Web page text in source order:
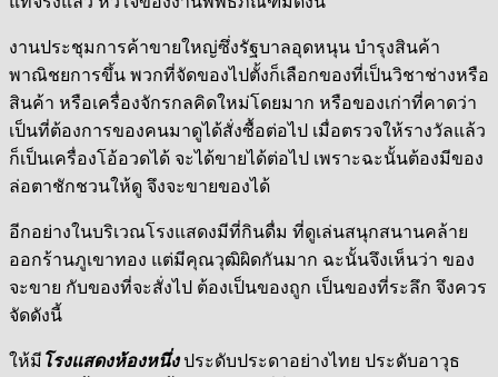
งานประชุมการค้าขายใหญ่ซึ่งรัฐบาลอุดหนุน บำรุงสินค้า
พาณิชยการขึ้น พวกที่จัดของไปตั้งก็เลือกของที่เป็นวิชาช่างหรือ
สินค้า หรือเครื่องจักรกลคิดใหม่โดยมาก หรือของเก่าที่คาดว่า
เป็นที่ต้องการของคนมาดูได้สั่งซื้อต่อไป เมื่อตรวจให้รางวัลแล้ว
ก็เป็นเครื่องโอ้อวดได้ จะได้ขายได้ต่อไป เพราะฉะนั้นต้องมีของ
ล่อตาชักชวนให้ดู จึงจะขายของได้
อีกอย่างในบริเวณโรงแสดงมีที่กินดื่ม ที่ดูเล่นสนุกสนานคล้าย
ออกร้านภูเขาทอง แต่มีคุณวุฒิผิดกันมาก ฉะนั้นจึงเห็นว่า ของ
จะขาย กับของที่จะสั่งไป ต้องเป็นของถูก เป็นของที่ระลึก จึงควร
จัดดังนี้
ให้มี โรงแสดงห้องหนึ่ง ประดับประดาอย่างไทย ประดับอาวุธ